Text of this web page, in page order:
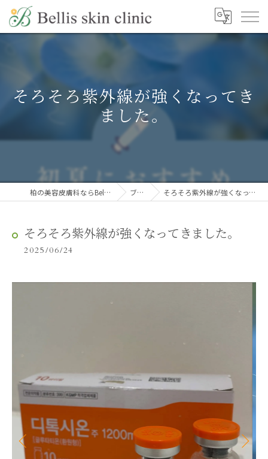
そろそろ紫外線が強くなってき
ました。
柏の美容皮膚科ならBellis skin clinic ブログ そろそろ紫外線が強くなってきました。
そろそろ紫外線が強くなってきました。
2025/06/24